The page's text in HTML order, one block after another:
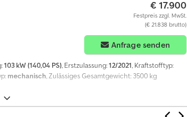
€ 17.900
Festpreis zzgl. MwSt.
(€ 21.838 brutto)
Anfrage senden
103 kW (140,04 PS), Erstzulassung:12/2021, Kraftstofftyp:
mechanisch, Zulässiges Gesamtgewicht: 3500 kg